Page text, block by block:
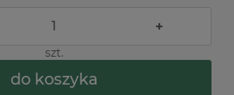
+
szt.
do koszyka